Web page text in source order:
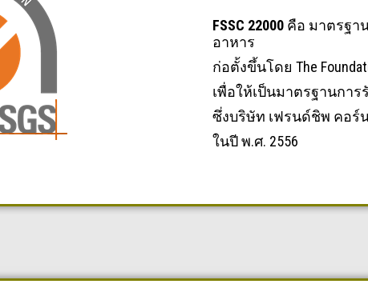
FSSC 22000 คือ มาตรฐา
อาหาร
ก่อตั้งขึ้นโดย The
เพื่อให้เป็นมาตรฐานกา
ซึ่งบริษัท เฟรนด์ชิพ คอร์
ในปี พ.ศ. 2556